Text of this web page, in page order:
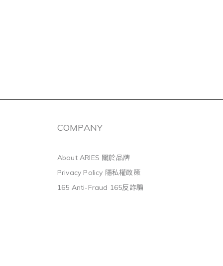
COMPANY
About ARIES 關於品牌
Privacy Policy 隱私權政策
165 Anti-Fraud 165反詐騙